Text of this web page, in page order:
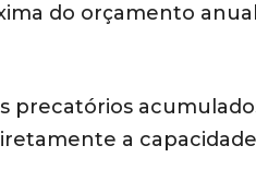
do orçamento
precatórios
a